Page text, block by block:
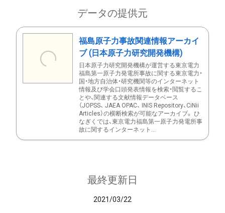
データの提供元
福島原子力事故関連情報アーカイ
ブ (日本原子力研究開発機構)
日本原子力研究開発機構が運営する東京電力
福島第一原子力発電所事故に関する東京電力・
国・地方自治体・研究機関等のインターネット
情報及び学会口頭発表情報を検索・閲覧するこ
とや、関連する文献情報データベース
（JOPSS、 JAEA OPAC、 INIS Repository、CiNii
Articles）の横断検索が可能なアーカイブ。 ひ
なぎくでは、東京電力福島第一原子力発電所事
故に関するインターネット...
最終更新日
2021/03/22